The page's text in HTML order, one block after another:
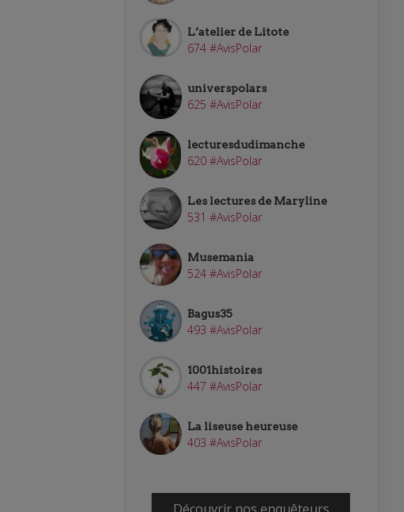
L’atelier de Litote
674 #AvisPolar
universpolars
625 #AvisPolar
lecturesdudimanche
620 #AvisPolar
Les lectures de Maryline
531 #AvisPolar
Musemania
524 #AvisPolar
Bagus35
493 #AvisPolar
1001histoires
447 #AvisPolar
La liseuse heureuse
403 #AvisPolar